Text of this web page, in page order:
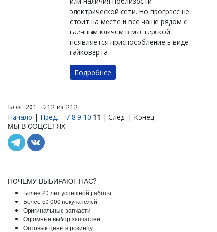
электрической сети. Но прогресс не
стоит на месте и все чаще рядом с
гаечным кличем в мастерской
появляется приспособление в виде
гайковерта.
Подробнее
Блог 201 - 212 из 212
Начало | Пред. | 7 8 9 10 11 | След. | Конец
МЫ В СОЦСЕТЯХ
ПОЧЕМУ ВЫБИРАЮТ НАС?
Более 20 лет успешной работы
Более 50 000 покупателей
Оригинальные запчасти
Огромный выбор запчастей
Оптовые цены в розинцу